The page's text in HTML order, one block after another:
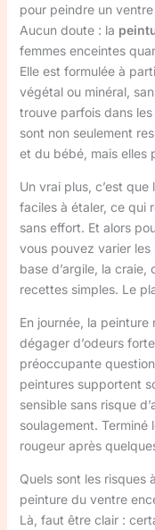
pour peindre un
Aucun doute : la
femmes enceintes
Elle est formulée à
végétal ou minéral,
trouve parfois dans
sont non seulement
et du bébé, mais elles
Un vrai plus, c’est
faciles à étaler, ce qui
sans effort. Et alors
vous pouvez varier
base d’argile, la
recettes simples. Le
En journée, la
dégager d’odeurs
préoccupante
peintures supportent
sensible sans risque
soulagement.
rougeur après
Quels sont les risques
peinture du ventre
Là, faut être clair :